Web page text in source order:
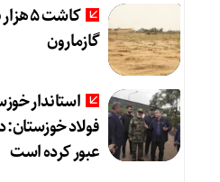
کاشت
گازمارون
استاندار
فولاد
عبور کرده است